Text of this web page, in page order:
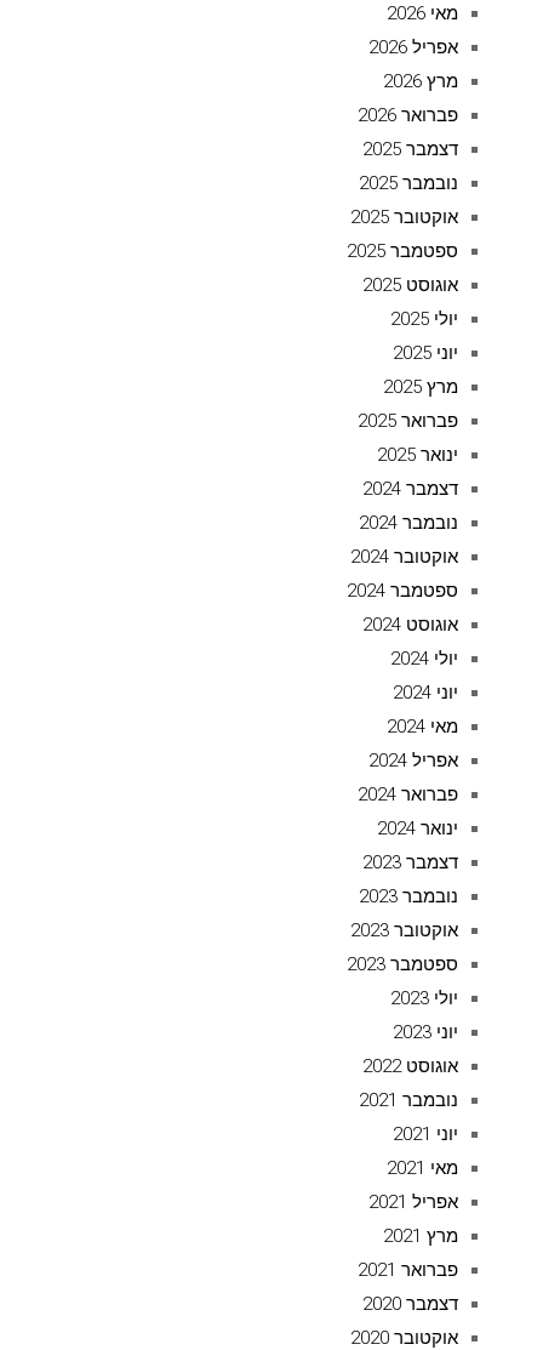
מאי 2026
אפריל 2026
מרץ 2026
פברואר 2026
דצמבר 2025
נובמבר 2025
אוקטובר 2025
ספטמבר 2025
אוגוסט 2025
יולי 2025
יוני 2025
מרץ 2025
פברואר 2025
ינואר 2025
דצמבר 2024
נובמבר 2024
אוקטובר 2024
ספטמבר 2024
אוגוסט 2024
יולי 2024
יוני 2024
מאי 2024
אפריל 2024
פברואר 2024
ינואר 2024
דצמבר 2023
נובמבר 2023
אוקטובר 2023
ספטמבר 2023
יולי 2023
יוני 2023
אוגוסט 2022
נובמבר 2021
יוני 2021
מאי 2021
אפריל 2021
מרץ 2021
פברואר 2021
דצמבר 2020
אוקטובר 2020